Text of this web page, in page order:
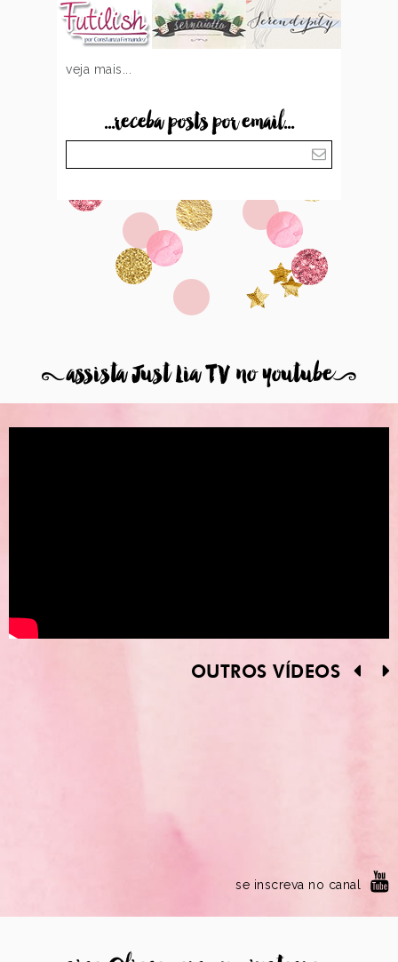
veja mais...
...receba posts por email...
8assista Just Lia TV no youtube9
OUTROS VÍDEOS
se inscreva no canal